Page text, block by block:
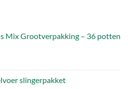
Mix Grootverpakking – 36 potten
slingerpakket